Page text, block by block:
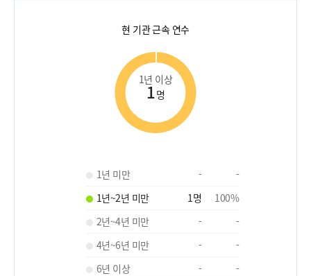
현 기관 근속 연수
1년 이상
1명
1년 미만 -
-
1년~2년 미만
1명 100%
2년~4년 미만
-
-
4년~6년 미만
-
-
6년 이상
- -